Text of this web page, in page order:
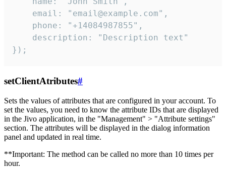
    email: "email@example.com",
    phone: "+14084987855",
    description: "Description text"
});
setClientAtributes#
Sets the values ​​of attributes that are configured in your account. To
set the values, you need to know the attribute IDs that are displayed
in the Jivo application, in the "Management" > "Attribute settings"
section. The attributes will be displayed in the dialog information
panel and updated in real time.
**Important: The method can be called no more than 10 times per
hour.